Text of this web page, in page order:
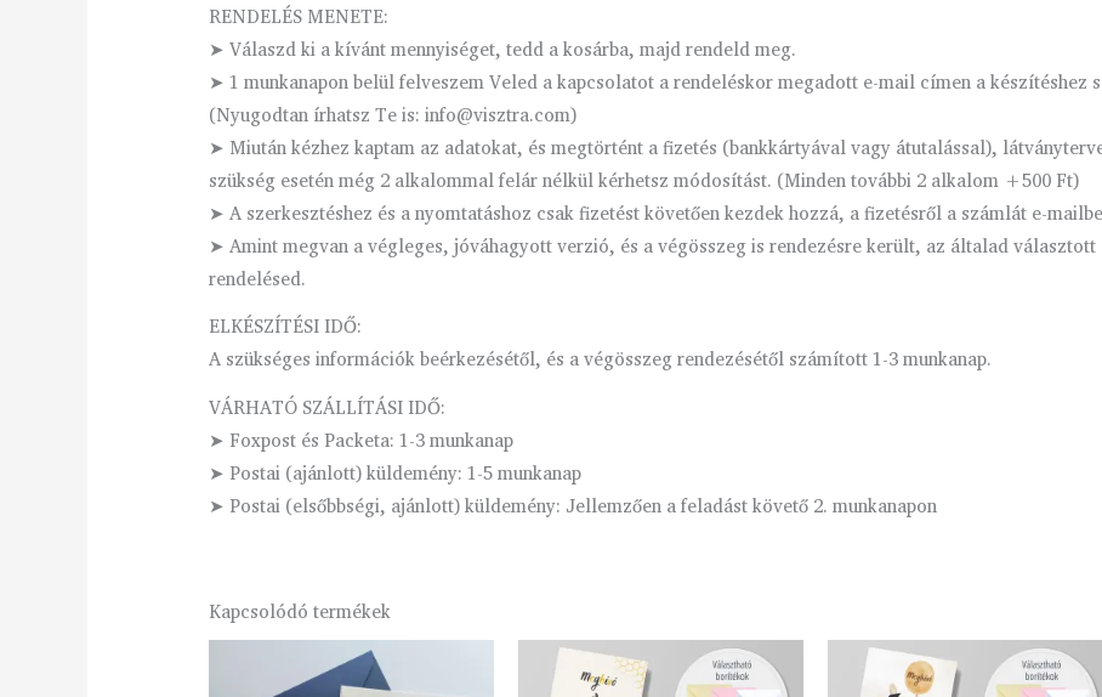
RENDELÉS MENETE:
➤ Válaszd ki a kívánt mennyiséget, tedd a kosárba, majd rendeld meg.
➤ 1 munkanapon belül felveszem Veled a kapcsolatot a rendeléskor megadott e-mail címen a készítéshez
(Nyugodtan írhatsz Te is: info@visztra.com)
➤ Miután kézhez kaptam az adatokat, és megtörtént a fizetés (bankkártyával vagy átutalással),
szükség esetén még 2 alkalommal felár nélkül kérhetsz módosítást. (Minden további 2 alkalom +500 Ft)
➤ A szerkesztéshez és a nyomtatáshoz csak fizetést követően kezdek hozzá, a fizetésről a számlát e-
➤ Amint megvan a végleges, jóváhagyott verzió, és a végösszeg is rendezésre került, az általad
rendelésed.
ELKÉSZÍTÉSI IDŐ:
A szükséges információk beérkezésétől, és a végösszeg rendezésétől számított 1-3 munkanap.
VÁRHATÓ SZÁLLÍTÁSI IDŐ:
➤ Foxpost és Packeta: 1-3 munkanap
➤ Postai (ajánlott) küldemény: 1-5 munkanap
➤ Postai (elsőbbségi, ajánlott) küldemény: Jellemzően a feladást követő 2. munkanapon
Kapcsolódó termékek